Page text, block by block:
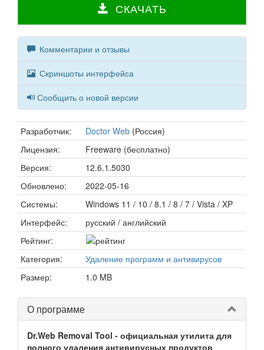
СКАЧАТЬ
Комментарии и отзывы
Скриншоты интерфейса
Сообщить о новой версии
Разработчик: Doctor Web (Россия)
Лицензия:
Freeware (бесплатно)
Версия:
12.6.1.5030
Обновлено:
2022-05-16
Системы:
Windows 11 / 10 / 8.1 / 8 / 7 / Vista / XP
Интерфейс:
русский / английский
Рейтинг:
Категория:
Удаление программ и антивирусов
Размер:
1.0 MB
О программе
Dr.Web Removal Tool - официальная утилита для
полного удаления антивирусных продуктов